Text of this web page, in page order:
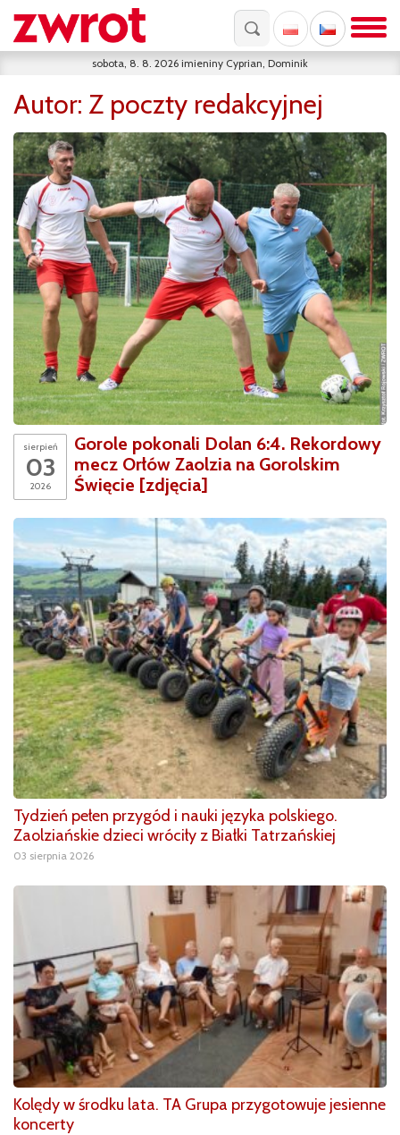
sobota, 8. 8. 2026 imieniny Cyprian, Dominik
Autor: Z poczty redakcyjnej
sierpień
03
2026
Gorole pokonali Dolan 6:4. Rekordowy
mecz Orłów Zaolzia na Gorolskim
Święcie [zdjęcia]
Tydzień pełen przygód i nauki języka polskiego.
Zaolziańskie dzieci wróciły z Białki Tatrzańskiej
03 sierpnia 2026
Kolędy w środku lata. TA Grupa przygotowuje jesienne
koncerty